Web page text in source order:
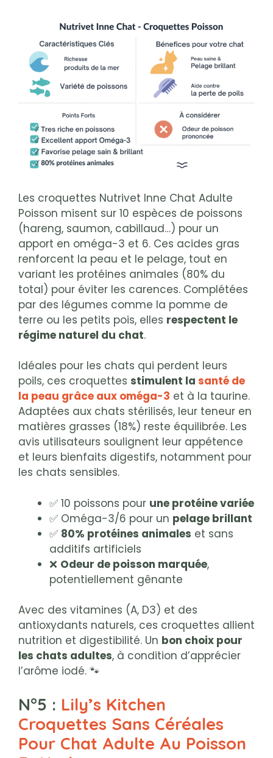
Les croquettes Nutrivet Inne Chat Adulte
Poisson misent sur 10 espèces de poissons
(hareng, saumon, cabillaud…) pour un
apport en oméga-3 et 6. Ces acides gras
renforcent la peau et le pelage, tout en
variant les protéines animales (80% du
total) pour éviter les carences. Complétées
par des légumes comme la pomme de
terre ou les petits pois, elles respectent le
régime naturel du chat.
Idéales pour les chats qui perdent leurs
poils, ces croquettes stimulent la santé de
la peau grâce aux oméga-3 et à la taurine.
Adaptées aux chats stérilisés, leur teneur en
matières grasses (18%) reste équilibrée. Les
avis utilisateurs soulignent leur appétence
et leurs bienfaits digestifs, notamment pour
les chats sensibles.
✅ 10 poissons pour une protéine variée
✅ Oméga-3/6 pour un pelage brillant
✅ 80% protéines animales et sans
additifs artificiels
❌ Odeur de poisson marquée,
potentiellement gênante
Avec des vitamines (A, D3) et des
antioxydants naturels, ces croquettes allient
nutrition et digestibilité. Un bon choix pour
les chats adultes, à condition d’apprécier
l’arôme iodé. 🐾
N°5 : Lily’s Kitchen
Croquettes Sans Céréales
Pour Chat Adulte Au Poisson